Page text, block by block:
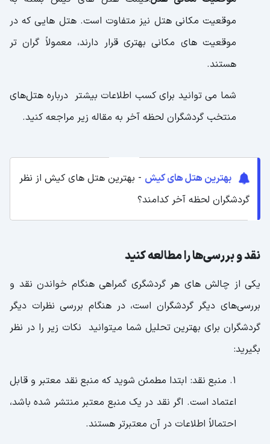
موقعیت مکانی هتل نیز متفاوت است. هتل هایی که در
موقعیت های مکانی بهتری قرار دارند، معمولاً گران تر
هستند.
شما می توانید برای کسب اطلاعات بیشتر درباره هتل‌های
منتخب گردشگران لحظه آخر به مقاله زیر مراجعه کنید.
بهترین هتل های کیش - بهترین هتل‌ های کیش از نظر
گردشگران لحظه آخر کدامند؟
نقد و بررسی‌ها را مطالعه کنید
یکی از چالش های هر گردشگری گمراهی هنگام خواندن نقد و
بررسی‌های دیگر گردشگران است، در هنگام بررسی نظرات دیگر
گردشگران برای بهترین تحلیل شما میتوانید نکات زیر را در نظر
بگیرید:
1. منبع نقد: ابتدا مطمئن شوید که منبع نقد معتبر و قابل
اعتماد است. اگر نقد در یک منبع معتبر منتشر شده باشد،
احتمالاً اطلاعات در آن معتبرتر هستند.